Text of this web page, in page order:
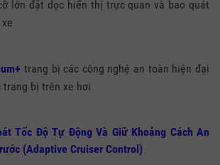
lớn đặt dọc hiển thị trực quan và bao quát
trang bị các công nghệ an toàn hiện đại
bị trên xe hơi
Tốc Độ Tự Động Và Giữ Khoảng Cách An
(Adaptive Cruiser Control)